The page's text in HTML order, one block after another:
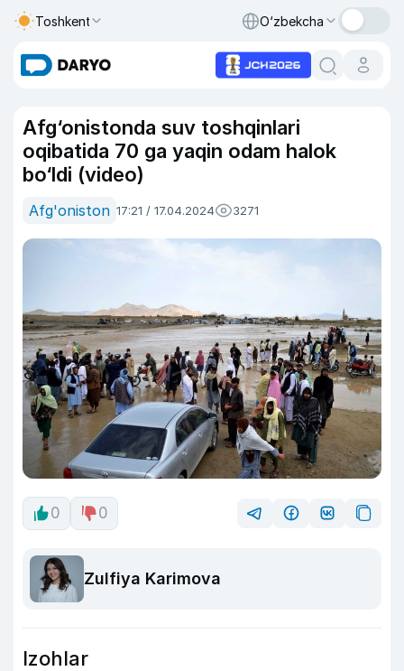
Toshkent O‘zbekcha
Afg‘onistonda suv toshqinlari
oqibatida 70 ga yaqin odam halok
bo‘ldi (video)
Afg'oniston 17:21 / 17.04.2024 3271
0 0
Zulfiya Karimova
Izohlar